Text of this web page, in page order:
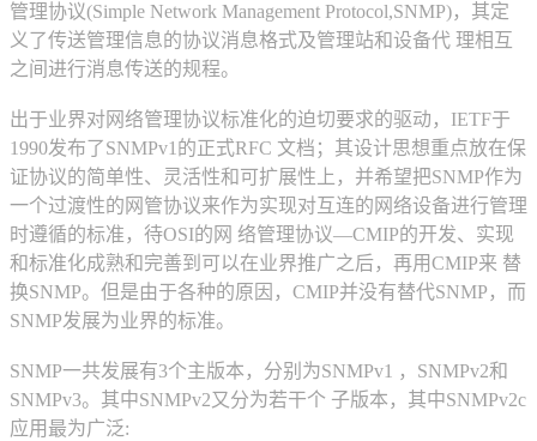
管理协议(Simple Network Management Protocol,SNMP)，其定
义了传送管理信息的协议消息格式及管理站和设备代 理相互
之间进行消息传送的规程。
出于业界对网络管理协议标准化的迫切要求的驱动，IETF于
1990发布了SNMPv1的正式RFC 文档；其设计思想重点放在保
证协议的简单性、灵活性和可扩展性上，并希望把SNMP作为
一个过渡性的网管协议来作为实现对互连的网络设备进行管理
时遵循的标准，待OSI的网 络管理协议—CMIP的开发、实现
和标准化成熟和完善到可以在业界推广之后，再用CMIP来 替
换SNMP。但是由于各种的原因，CMIP并没有替代SNMP，而
SNMP发展为业界的标准。
SNMP一共发展有3个主版本，分别为SNMPv1 ，SNMPv2和
SNMPv3。其中SNMPv2又分为若干个 子版本，其中SNMPv2c
应用最为广泛: